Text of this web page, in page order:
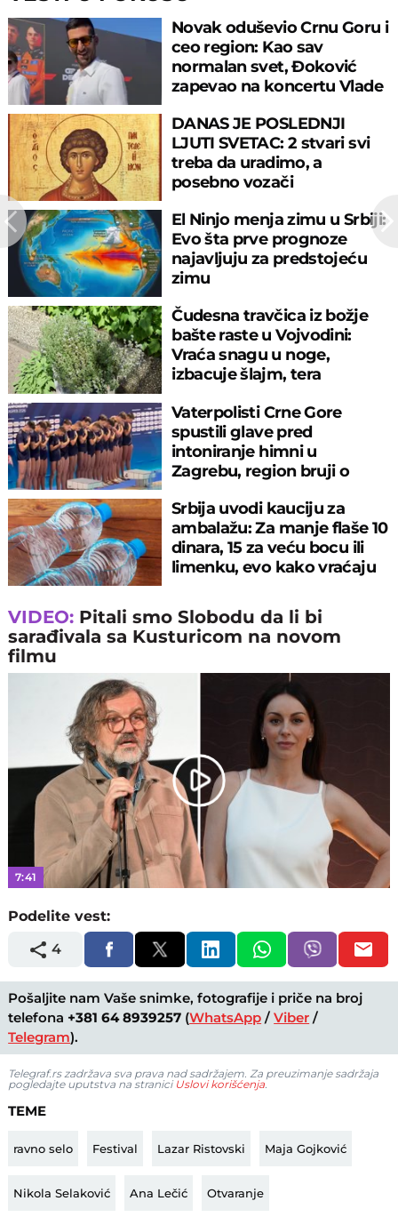
Novak oduševio Crnu Goru i
ceo region: Kao sav
normalan svet, Đoković
zapevao na koncertu Vlade
DANAS JE POSLEDNJI
LJUTI SVETAC: 2 stvari svi
treba da uradimo, a
posebno vozači
El Ninjo menja zimu u Srbiji:
Evo šta prve prognoze
najavljuju za predstojeću
zimu
Čudesna travčica iz božje
bašte raste u Vojvodini:
Vraća snagu u noge,
izbacuje šlajm, tera
Vaterpolisti Crne Gore
spustili glave pred
intoniranje himni u
Zagrebu, region bruji o
Srbija uvodi kauciju za
ambalažu: Za manje flaše 10
dinara, 15 za veću bocu ili
limenku, evo kako vraćaju
VIDEO: Pitali smo Slobodu da li bi
sarađivala sa Kusturicom na novom
filmu
Play
Video
7:41
Podelite vest:
4
Pošaljite nam Vaše snimke, fotografije i priče na broj
telefona +381 64 8939257 (WhatsApp /Viber /
Telegram).
Telegraf.rs zadržava sva prava nad sadržajem. Za preuzimanje sadržaja
pogledajte uputstva na stranici Uslovi korišćenja.
TEME
ravno selo Festival Lazar Ristovski Maja Gojković
Nikola Selaković Ana Lečić Otvaranje